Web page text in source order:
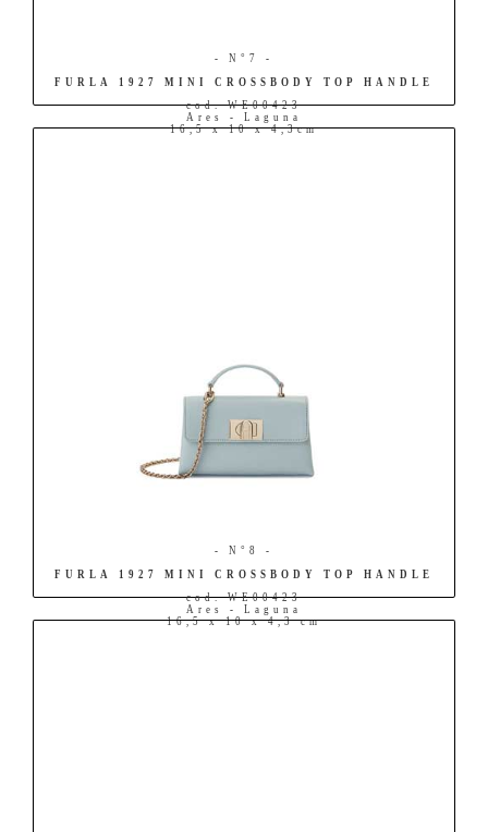
- N°7 -
FURLA 1927 MINI CROSSBODY TOP HANDLE
cod. WE00423
Ares - Laguna
16,5 x 10 x 4,3cm
- N°8 -
FURLA 1927 MINI CROSSBODY TOP HANDLE
cod. WE00423
Ares - Laguna
16,5 x 10 x 4,3 cm